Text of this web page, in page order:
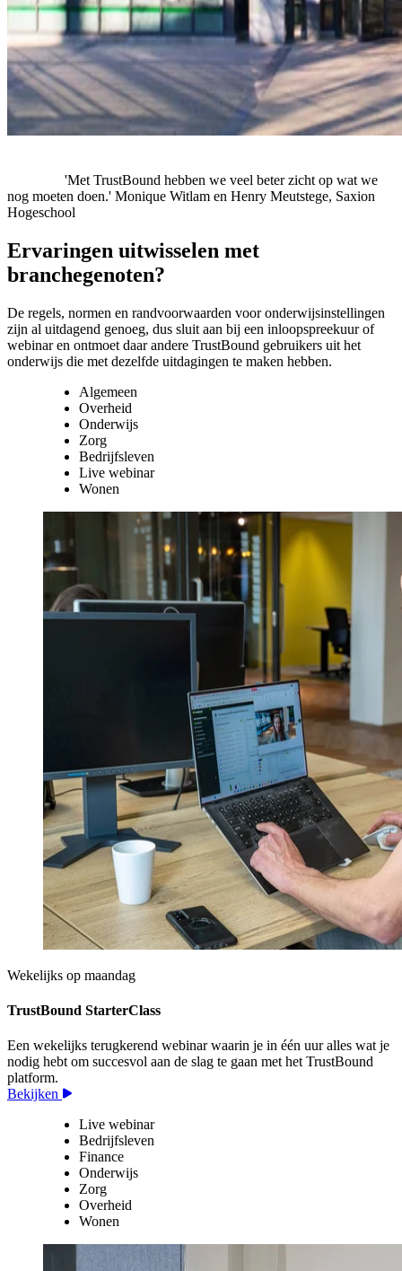
'Met TrustBound hebben we veel beter zicht op wat we
nog moeten doen.' Monique Witlam en Henry Meutstege, Saxion
Hogeschool
Ervaringen uitwisselen met
branchegenoten?
De regels, normen en randvoorwaarden voor onderwijsinstellingen
zijn al uitdagend genoeg, dus sluit aan bij een inloopspreekuur of
webinar en ontmoet daar andere TrustBound gebruikers uit het
onderwijs die met dezelfde uitdagingen te maken hebben.
Algemeen
Overheid
Onderwijs
Zorg
Bedrijfsleven
Live webinar
Wonen
Wekelijks op maandag
TrustBound StarterClass
Een wekelijks terugkerend webinar waarin je in één uur alles wat je
nodig hebt om succesvol aan de slag te gaan met het TrustBound
platform.
Bekijken
Live webinar
Bedrijfsleven
Finance
Onderwijs
Zorg
Overheid
Wonen